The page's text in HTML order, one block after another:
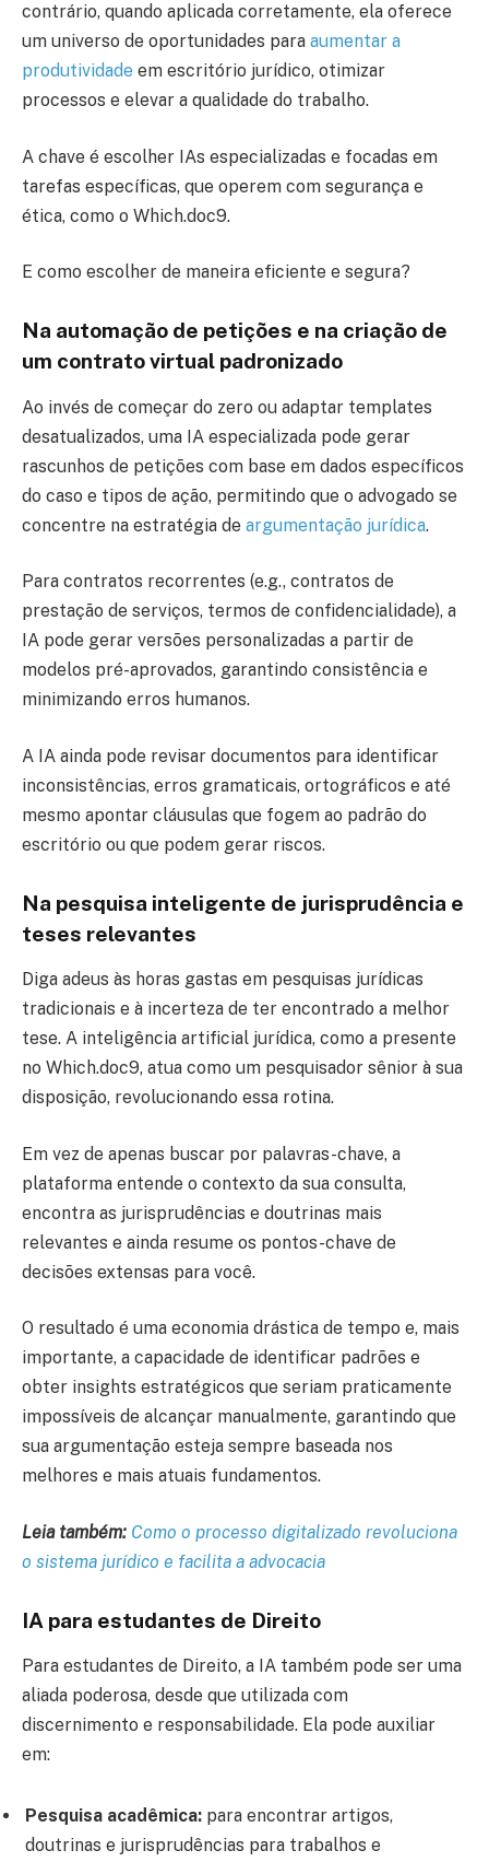
contrário, quando aplicada corretamente, ela oferece
um universo de oportunidades para aumentar a
produtividade em escritório jurídico, otimizar
processos e elevar a qualidade do trabalho.
A chave é escolher IAs especializadas e focadas em
tarefas específicas, que operem com segurança e
ética, como o Which.doc9.
E como escolher de maneira eficiente e segura?
Na automação de petições e na criação de
um contrato virtual padronizado
Ao invés de começar do zero ou adaptar templates
desatualizados, uma IA especializada pode gerar
rascunhos de petições com base em dados específicos
do caso e tipos de ação, permitindo que o advogado se
concentre na estratégia de argumentação jurídica.
Para contratos recorrentes (e.g., contratos de
prestação de serviços, termos de confidencialidade), a
IA pode gerar versões personalizadas a partir de
modelos pré-aprovados, garantindo consistência e
minimizando erros humanos.
A IA ainda pode revisar documentos para identificar
inconsistências, erros gramaticais, ortográficos e até
mesmo apontar cláusulas que fogem ao padrão do
escritório ou que podem gerar riscos.
Na pesquisa inteligente de jurisprudência e
teses relevantes
Diga adeus às horas gastas em pesquisas jurídicas
tradicionais e à incerteza de ter encontrado a melhor
tese. A inteligência artificial jurídica, como a presente
no Which.doc9, atua como um pesquisador sênior à sua
disposição, revolucionando essa rotina.
Em vez de apenas buscar por palavras-chave, a
plataforma entende o contexto da sua consulta,
encontra as jurisprudências e doutrinas mais
relevantes e ainda resume os pontos-chave de
decisões extensas para você.
O resultado é uma economia drástica de tempo e, mais
importante, a capacidade de identificar padrões e
obter insights estratégicos que seriam praticamente
impossíveis de alcançar manualmente, garantindo que
sua argumentação esteja sempre baseada nos
melhores e mais atuais fundamentos.
Leia também: Como o processo digitalizado revoluciona
o sistema jurídico e facilita a advocacia
IA para estudantes de Direito
Para estudantes de Direito, a IA também pode ser uma
aliada poderosa, desde que utilizada com
discernimento e responsabilidade. Ela pode auxiliar
em:
Pesquisa acadêmica: para encontrar artigos,
doutrinas e jurisprudências para trabalhos e